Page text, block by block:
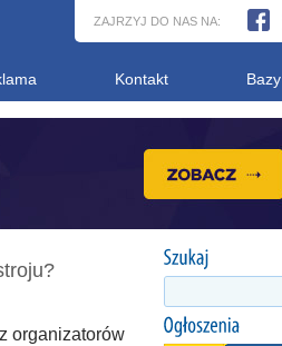
ZAJRZYJ DO NAS NA:
Kontakt Bazy
organizatorów